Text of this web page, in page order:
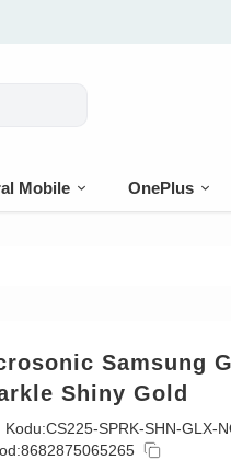
Mobile OnePlus
Samsung
Shiny Gold
Kodu:CS225-SPRK-SHN-GLX-
8682875065265